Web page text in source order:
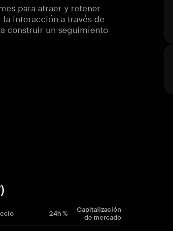
para atraer y retener
interacción a través de
construir un seguimiento
24h %
Capitalización
de mercado